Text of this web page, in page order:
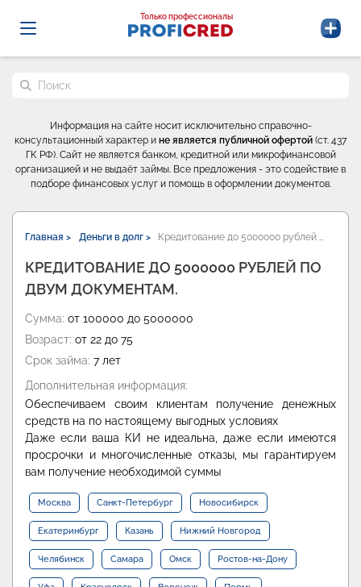
Probrokery - Только профессионалы
Только профессионалы
Поиск по сайту
Информация на сайте носит исключительно справочно-
консультационный характер и не является публичной офертой (ст. 437
ГК РФ). Сайт не является банком, кредитной или микрофинансовой
организацией и не выдаёт займы. Все предложения - это содействие в
подборе финансовых услуг и помощь в оформлении документов.
Главная > Деньги в долг > Кредитование до 5000000 рублей …
КРЕДИТОВАНИЕ ДО 5000000 РУБЛЕЙ ПО
ДВУМ ДОКУМЕНТАМ.
Сумма: от 100000 до 5000000
Возраст: от 22 до 75
Срок займа: 7 лет
Дополнительная информация:
Обеспечиваем своим клиентам получение денежных
средств на по настоящему выгодных условиях
Даже если ваша КИ не идеальна, даже если имеются
просрочки и многочисленные отказы, мы гарантируем
вам получение необходимой суммы
Москва Санкт-Петербург Новосибирск
Екатеринбург Казань Нижний Новгород
Челябинск Самара Омск Ростов-на-Дону